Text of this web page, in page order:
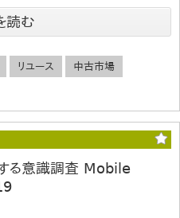
読む
リユース 中古市場
る意識調査 Mobile